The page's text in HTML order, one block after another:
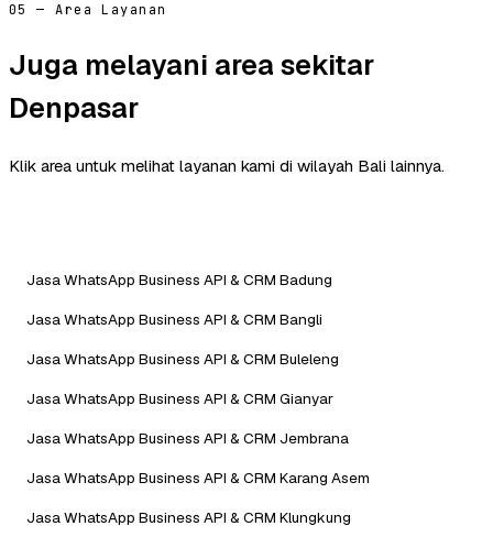
05 — Area Layanan
Juga melayani area sekitar
Denpasar
Klik area untuk melihat layanan kami di wilayah Bali lainnya.
Jasa WhatsApp Business API & CRM Badung
Jasa WhatsApp Business API & CRM Bangli
Jasa WhatsApp Business API & CRM Buleleng
Jasa WhatsApp Business API & CRM Gianyar
Jasa WhatsApp Business API & CRM Jembrana
Jasa WhatsApp Business API & CRM Karang Asem
Jasa WhatsApp Business API & CRM Klungkung